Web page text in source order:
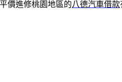
價進修桃園地區的八德汽車借款